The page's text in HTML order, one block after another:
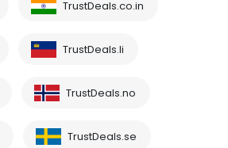
TrustDeals.co.in
TrustDeals.li
TrustDeals.no
TrustDeals.se